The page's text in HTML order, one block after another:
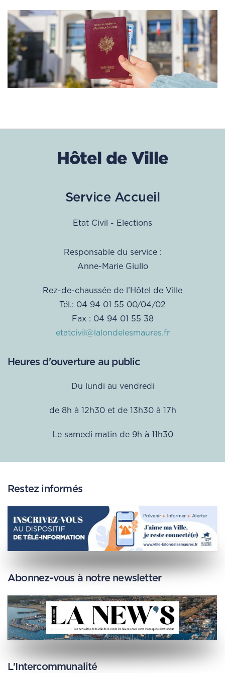
Hôtel de Ville
Service Accueil
Etat Civil - Elections
Responsable du service :
Anne-Marie Giullo
Rez-de-chaussée de l’Hôtel de Ville
Tél.: 04 94 01 55 00/04/02
Fax : 04 94 01 55 38
etatcivil@lalondelesmaures.fr
Heures d'ouverture au public
Du lundi au vendredi
de 8h à 12h30 et de 13h30 à 17h
Le samedi matin de 9h à 11h30
Restez informés
Abonnez-vous à notre newsletter
L'Intercommunalité